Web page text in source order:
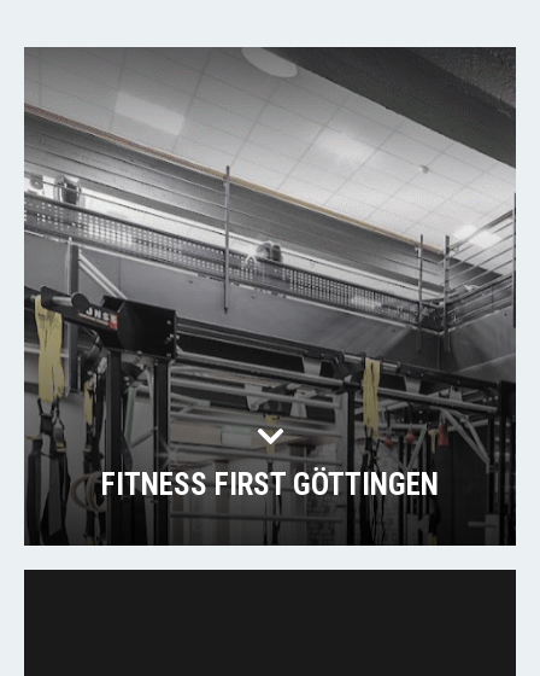
FITNESS FIRST GÖTTINGEN